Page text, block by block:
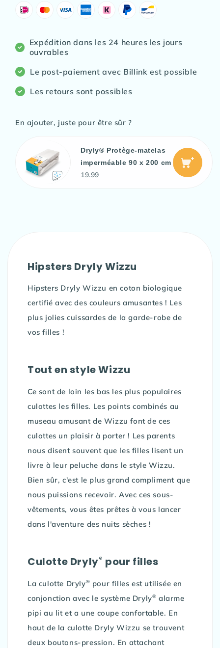
Expédition dans les 24 heures les jours
ouvrables
Le post-paiement avec Billink est possible
Les retours sont possibles
En ajouter, juste pour être sûr ?
Dryly® Protège-matelas
imperméable 90 x 200 cm
19.99
Hipsters Dryly Wizzu
Hipsters Dryly Wizzu en coton biologique
certifié avec des couleurs amusantes ! Les
plus jolies cuissardes de la garde-robe de
vos filles !
Tout en style Wizzu
Ce sont de loin les bas les plus populaires
culottes les filles. Les points combinés au
museau amusant de Wizzu font de ces
culottes un plaisir à porter ! Les parents
nous disent souvent que les filles lisent un
livre à leur peluche dans le style Wizzu.
Bien sûr, c'est le plus grand compliment que
nous puissions recevoir. Avec ces sous-
vêtements, vous êtes prêtes à vous lancer
dans l'aventure des nuits sèches !
Culotte Dryly® pour filles
La culotte Dryly® pour filles est utilisée en
conjonction avec le système Dryly® alarme
pipi au lit et a une coupe confortable. En
haut de la culotte Dryly Wizzu se trouvent
deux boutons-pression. En attachant